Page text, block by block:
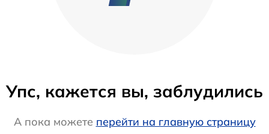
Упс, кажется вы, заблудились
А пока можете перейти на главную страницу